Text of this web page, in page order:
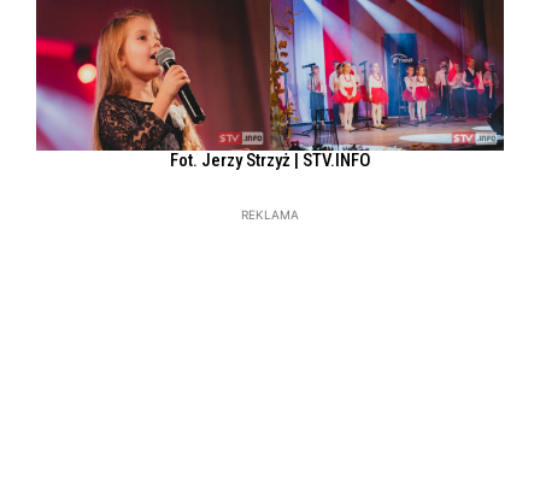
Fot. Jerzy Strzyż | STV.INFO
REKLAMA